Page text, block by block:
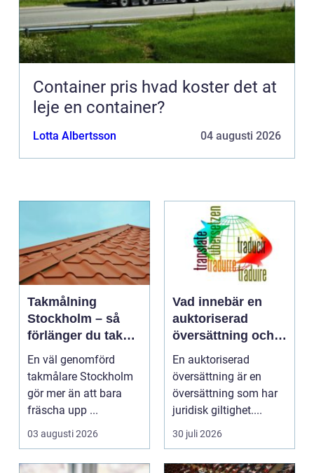
Container pris hvad koster det at
leje en container?
Lotta Albertsson 04 augusti 2026
Takmålning
Stockholm – så
förlänger du takets
livslängd och
höjer värdet på
huset
En väl genomförd
takmålare Stockholm
gör mer än att bara
fräscha upp ...
03 augusti 2026
Vad innebär en
auktoriserad
översättning och
när behövs den?
En auktoriserad
översättning är en
översättning som har
juridisk giltighet....
30 juli 2026